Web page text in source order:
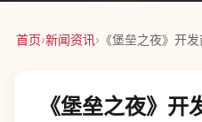
首页›新闻资讯› 《堡垒之夜》开
《堡垒之夜》